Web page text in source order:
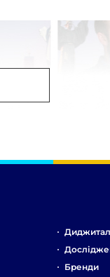
Диджитал
Бренди